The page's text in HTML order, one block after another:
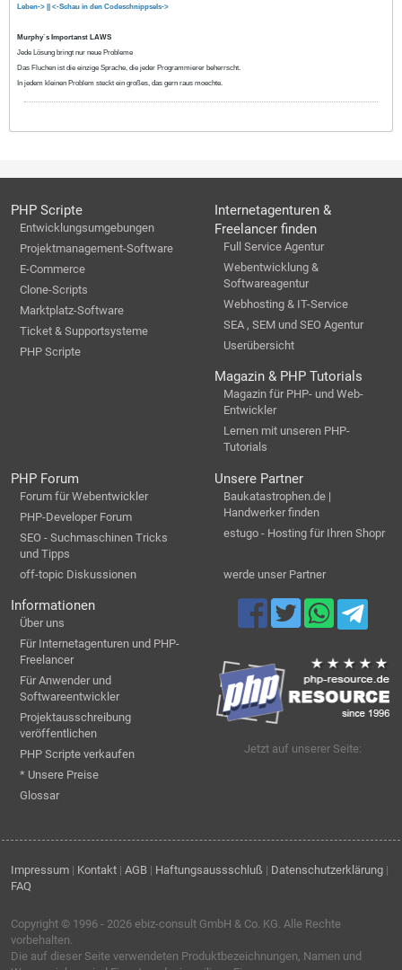
Leben-> || <-Schau in den Codeschnippsels->
Murphy`s Importanst LAWS
Jede Lösung bringt nur neue Probleme
Das Fluchen ist die einzige Sprache, die jeder Programmierer beherrscht.
In jedem kleinen Problem steckt ein großes, das gern raus moechte.
PHP Scripte
Entwicklungsumgebungen
Projektmanagement-Software
E-Commerce
Clone-Scripts
Marktplatz-Software
Ticket & Supportsysteme
PHP Scripte
Internetagenturen &
Freelancer finden
Full Service Agentur
Webentwicklung &
Softwareagentur
Webhosting & IT-Service
SEA , SEM und SEO Agentur
Userübersicht
Magazin & PHP Tutorials
Magazin für PHP- und Web-
Entwickler
Lernen mit unseren PHP-
Tutorials
PHP Forum
Forum für Webentwickler
PHP-Developer Forum
SEO - Suchmaschinen Tricks
und Tipps
off-topic Diskussionen
Unsere Partner
Baukatastrophen.de |
Handwerker finden
estugo - Hosting für Ihren Shopr
werde unser Partner
Informationen
Über uns
Für Internetagenturen und PHP-
Freelancer
Für Anwender und
Softwareentwickler
Projektausschreibung
veröffentlichen
PHP Scripte verkaufen
* Unsere Preise
Glossar
Jetzt auf unserer Seite:
Impressum | Kontakt | AGB | Haftungsaussschluß | Datenschutzerklärung |
FAQ
Copyright © 1996 - 2026 ebiz-consult GmbH & Co. KG . Alle Rechte
vorbehalten.
Die auf dieser Seite verwendeten Produktbezeichnungen, Namen und